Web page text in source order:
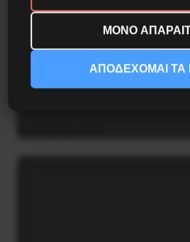
Διδάκτορας μαθηματικών
ΜΟΝΟ
ΑΠΟΔΕΧΟΜΑΙ ΤΑ